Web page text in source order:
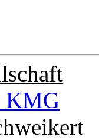
KMG